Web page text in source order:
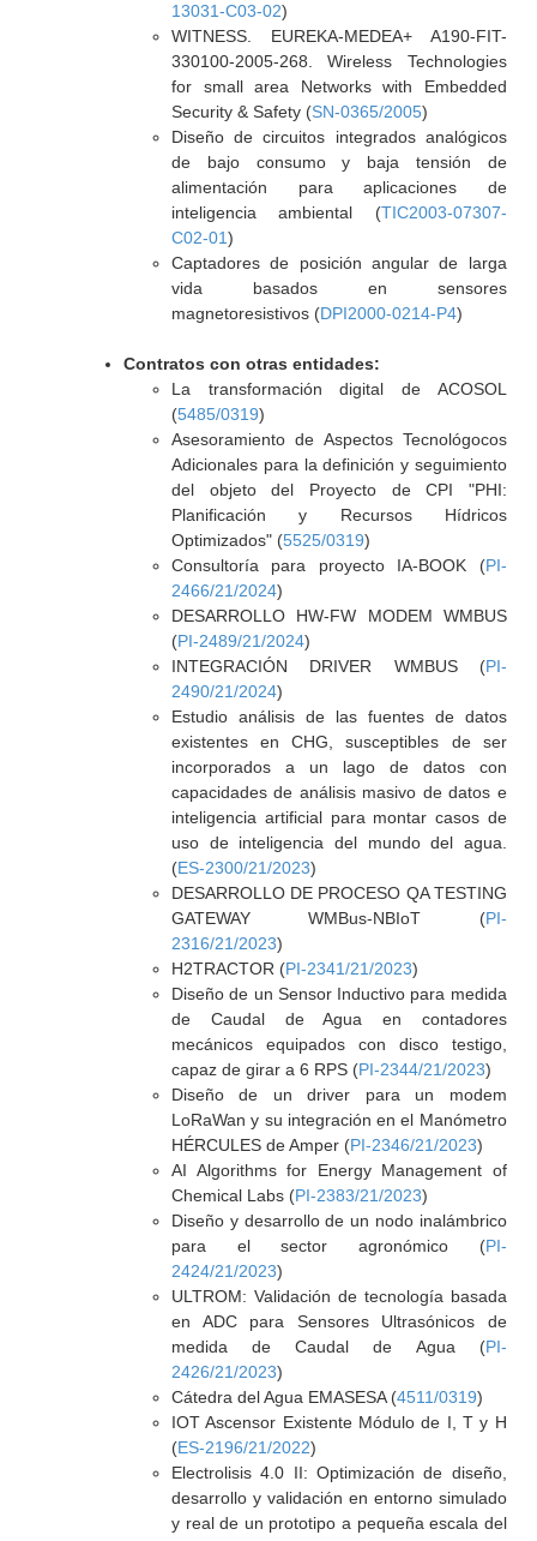
13031-C03-02)
WITNESS. EUREKA-MEDEA+ A190-FIT-
330100-2005-268. Wireless Technologies
for small area Networks with Embedded
Security & Safety (SN-0365/2005)
Diseño de circuitos integrados analógicos
de bajo consumo y baja tensión de
alimentación para aplicaciones de
inteligencia ambiental (TIC2003-07307-
C02-01)
Captadores de posición angular de larga
vida basados en sensores
magnetoresistivos (DPI2000-0214-P4)
Contratos con otras entidades:
La transformación digital de ACOSOL
(5485/0319)
Asesoramiento de Aspectos Tecnológocos
Adicionales para la definición y seguimiento
del objeto del Proyecto de CPI "PHI:
Planificación y Recursos Hídricos
Optimizados" (5525/0319)
Consultoría para proyecto IA-BOOK (PI-
2466/21/2024)
DESARROLLO HW-FW MODEM WMBUS
(PI-2489/21/2024)
INTEGRACIÓN DRIVER WMBUS (PI-
2490/21/2024)
Estudio análisis de las fuentes de datos
existentes en CHG, susceptibles de ser
incorporados a un lago de datos con
capacidades de análisis masivo de datos e
inteligencia artificial para montar casos de
uso de inteligencia del mundo del agua.
(ES-2300/21/2023)
DESARROLLO DE PROCESO QA TESTING
GATEWAY WMBus-NBIoT (PI-
2316/21/2023)
H2TRACTOR (PI-2341/21/2023)
Diseño de un Sensor Inductivo para medida
de Caudal de Agua en contadores
mecánicos equipados con disco testigo,
capaz de girar a 6 RPS (PI-2344/21/2023)
Diseño de un driver para un modem
LoRaWan y su integración en el Manómetro
HÉRCULES de Amper (PI-2346/21/2023)
AI Algorithms for Energy Management of
Chemical Labs (PI-2383/21/2023)
Diseño y desarrollo de un nodo inalámbrico
para el sector agronómico (PI-
2424/21/2023)
ULTROM: Validación de tecnología basada
en ADC para Sensores Ultrasónicos de
medida de Caudal de Agua (PI-
2426/21/2023)
Cátedra del Agua EMASESA (4511/0319)
IOT Ascensor Existente Módulo de I, T y H
(ES-2196/21/2022)
Electrolisis 4.0 II: Optimización de diseño,
desarrollo y validación en entorno simulado
y real de un prototipo a pequeña escala del